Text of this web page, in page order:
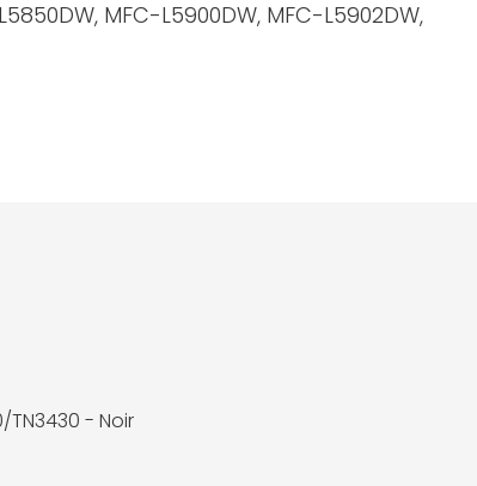
MFC-L5900DW, MFC-L5902DW,
TN3430 - Noir